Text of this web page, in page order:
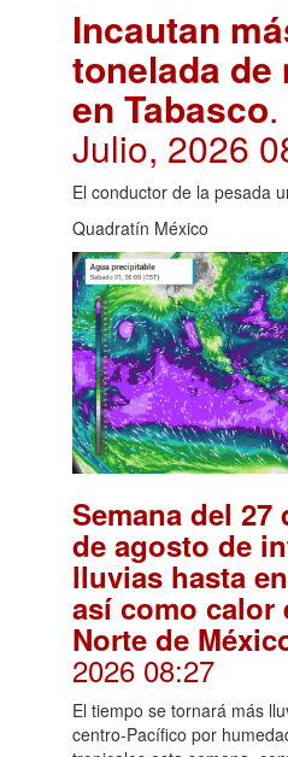
Incautan
tonelada de
en Tabasco
Julio, 2026
El conductor de la pesada
Quadratín México
Semana del
de agosto de
lluvias hasta
así como calor
Norte de
2026 08:27
El tiempo se tornará más
centro-Pacífico por